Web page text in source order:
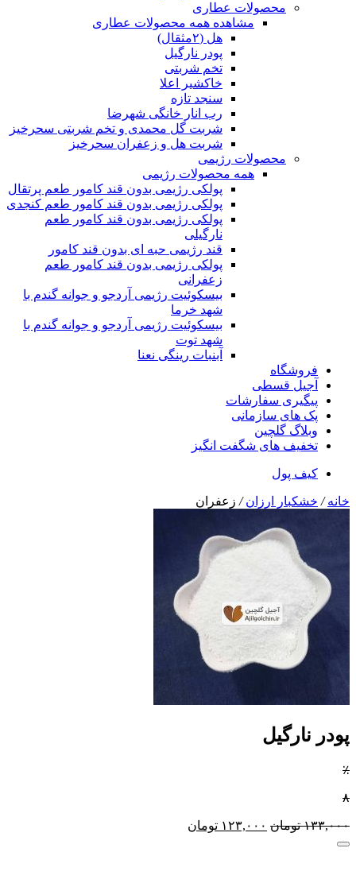
محصولات عطاری
مشاهده همه محصولات عطاری
هل (۲مثقال)
پودر نارگیل
تخم شربتی
خاکشیر اعلا
سنجد تازه
رب انار خانگی شهرضا
شربت گل محمدی و تخم شربتی سحرخیز
شربت هل و زعفران سحرخیز
محصولات رژیمی
همه محصولات رژیمی
پولکی رژیمی بدون قند کامور طعم پرتقال
پولکی رژیمی بدون قند کامور طعم کنجدی
پولکی رژیمی بدون قند کامور طعم
نارگیلی
قند رژیمی حبه ای بدون قند کامور
پولکی رژیمی بدون قند کامور طعم
زعفرانی
بيسکوئيت رژیمی آردجو و جوانه گندم با
شهد خرما
بيسکوئيت رژیمی آردجو و جوانه گندم با
شهد توت
آبنبات رینگی نعنا
فروشگاه
آجیل قسطی
پیگیری سفارشات
پک های سازمانی
وبلاگ گلچین
تخفیف های شگفت انگیز
کیف پول
خانه/ خشکبار ارزان/ زعفران
پودر نارگیل
٪
۸
۱۳۳,۰۰۰ تومان ۱۲۳,۰۰۰ تومان